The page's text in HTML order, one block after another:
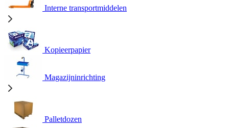
Interne transportmiddelen
Kopieerpapier
Magazijninrichting
Palletdozen